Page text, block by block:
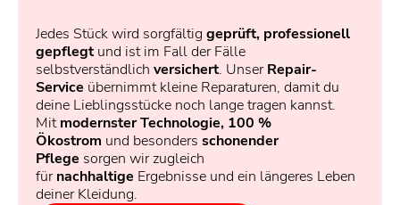
Jedes Stück wird sorgfältig geprüft, professionell
gepflegtund ist im Fall der Fälle
selbstverständlich versichert. UnserRepair-
Service übernimmt kleine Reparaturen, damit du
deine Lieblingsstücke noch lange tragen kannst.
Mitmodernster Technologie, 100 %
Ökostrom und besonders schonender
Pflege sorgen wir zugleich
fürnachhaltige Ergebnisse und ein längeres Leben
deiner Kleidung.